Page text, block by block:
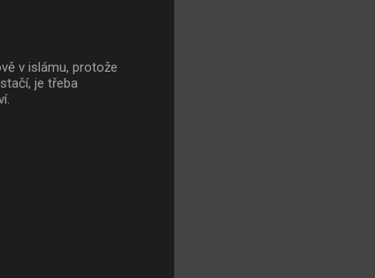
v islámu, protože
je třeba